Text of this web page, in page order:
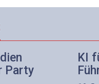
Party
KI